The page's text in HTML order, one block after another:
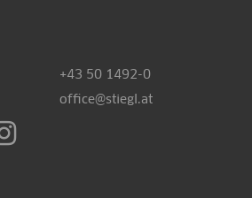
+43 50 1492-0
office@stiegl.at